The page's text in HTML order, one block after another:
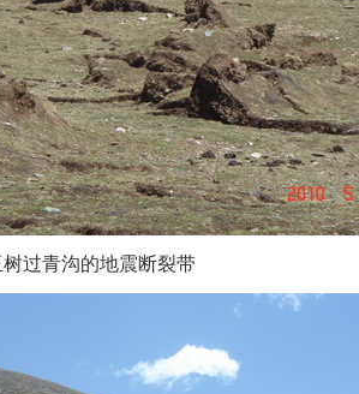
树过青沟的地震断裂带